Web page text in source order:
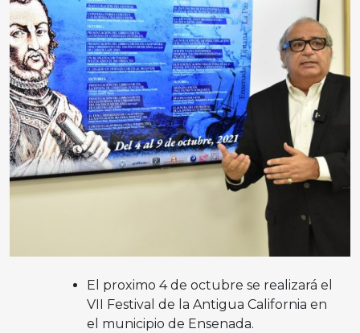
El proximo 4 de octubre se realizará el
VII Festival de la Antigua California en
el municipio de Ensenada.